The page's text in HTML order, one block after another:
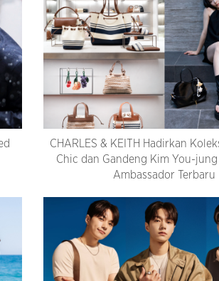
CHARLES & KEITH Hadirkan
Chic dan Gandeng Kim You-
Ambassador Terbaru